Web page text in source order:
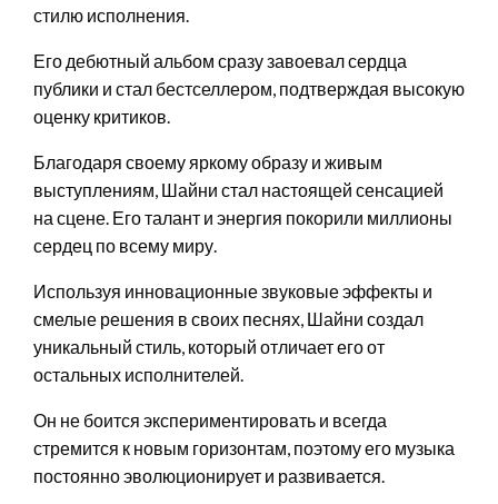
стилю исполнения.
Его дебютный альбом сразу завоевал сердца
публики и стал бестселлером, подтверждая высокую
оценку критиков.
Благодаря своему яркому образу и живым
выступлениям, Шайни стал настоящей сенсацией
на сцене. Его талант и энергия покорили миллионы
сердец по всему миру.
Используя инновационные звуковые эффекты и
смелые решения в своих песнях, Шайни создал
уникальный стиль, который отличает его от
остальных исполнителей.
Он не боится экспериментировать и всегда
стремится к новым горизонтам, поэтому его музыка
постоянно эволюционирует и развивается.